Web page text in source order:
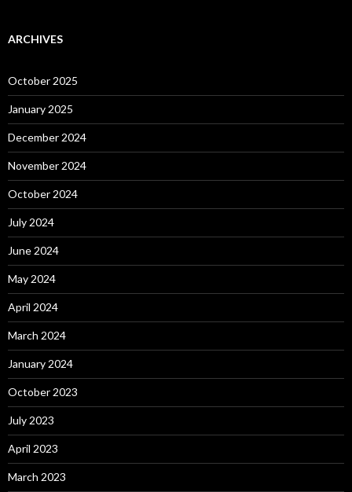
ARCHIVES
October 2025
January 2025
December 2024
November 2024
October 2024
July 2024
June 2024
May 2024
April 2024
March 2024
January 2024
October 2023
July 2023
April 2023
March 2023